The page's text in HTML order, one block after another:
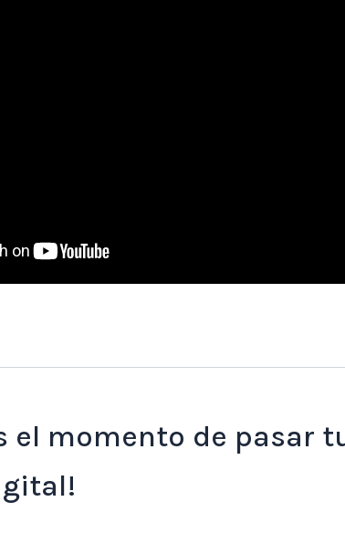
el momento de pasar